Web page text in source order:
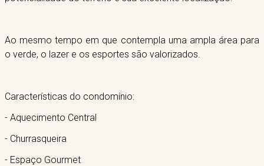
Ao mesmo tempo em que contempla uma ampla área para
o verde, o lazer e os esportes são valorizados.
Características do condomínio:
- Aquecimento Central
- Churrasqueira
- Espaço Gourmet